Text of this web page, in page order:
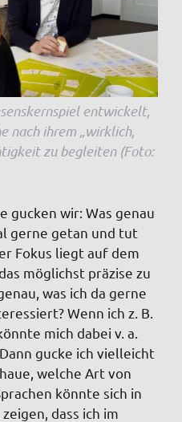
entwickelt,
nach ihrem „wirklich,
zu begleiten (Foto:
gucken wir: Was genau
gerne getan und tut
Fokus liegt auf dem
möglichst präzise zu
was ich da gerne
Wenn ich z. B.
mich dabei v. a.
gucke ich vielleicht
welche Art von
könnte sich in
dass ich im